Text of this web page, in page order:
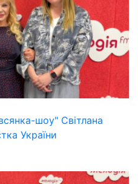
шоу" Cвітлана
України